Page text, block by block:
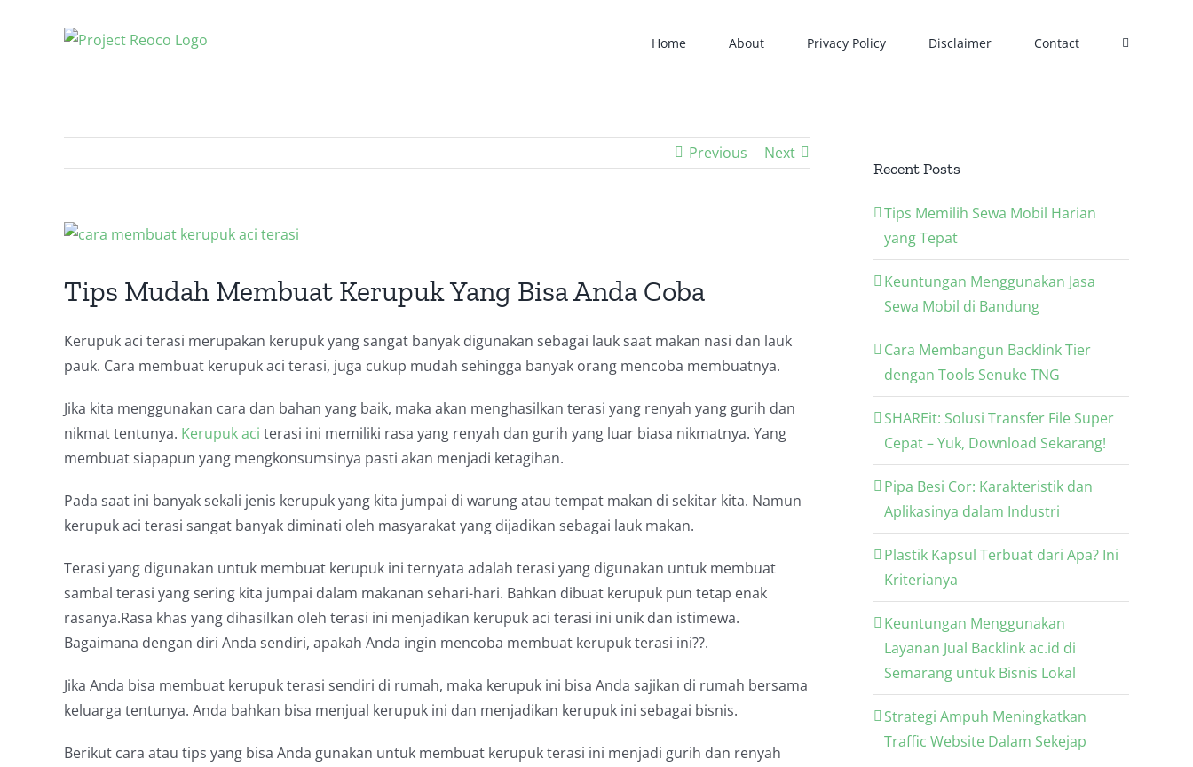
Home About Privacy Policy Disclaimer Contact
Previous Next
View
Image
Tips Mudah Membuat Kerupuk Yang Bisa Anda Coba
Kerupuk aci terasi merupakan kerupuk yang sangat banyak digunakan sebagai lauk saat makan nasi dan lauk
pauk. Cara membuat kerupuk aci terasi, juga cukup mudah sehingga banyak orang mencoba membuatnya.
Jika kita menggunakan cara dan bahan yang baik, maka akan menghasilkan terasi yang renyah yang gurih dan
nikmat tentunya. Kerupuk aci terasi ini memiliki rasa yang renyah dan gurih yang luar biasa nikmatnya. Yang
membuat siapapun yang mengkonsumsinya pasti akan menjadi ketagihan.
Pada saat ini banyak sekali jenis kerupuk yang kita jumpai di warung atau tempat makan di sekitar kita. Namun
kerupuk aci terasi sangat banyak diminati oleh masyarakat yang dijadikan sebagai lauk makan.
Terasi yang digunakan untuk membuat kerupuk ini ternyata adalah terasi yang digunakan untuk membuat
sambal terasi yang sering kita jumpai dalam makanan sehari-hari. Bahkan dibuat kerupuk pun tetap enak
rasanya.Rasa khas yang dihasilkan oleh terasi ini menjadikan kerupuk aci terasi ini unik dan istimewa.
Bagaimana dengan diri Anda sendiri, apakah Anda ingin mencoba membuat kerupuk terasi ini??.
Jika Anda bisa membuat kerupuk terasi sendiri di rumah, maka kerupuk ini bisa Anda sajikan di rumah bersama
keluarga tentunya. Anda bahkan bisa menjual kerupuk ini dan menjadikan kerupuk ini sebagai bisnis.
Berikut cara atau tips yang bisa Anda gunakan untuk membuat kerupuk terasi ini menjadi gurih dan renyah
Recent Posts
Tips Memilih Sewa Mobil Harian
yang Tepat
Keuntungan Menggunakan Jasa
Sewa Mobil di Bandung
Cara Membangun Backlink Tier
dengan Tools Senuke TNG
SHAREit: Solusi Transfer File Super
Cepat – Yuk, Download Sekarang!
Pipa Besi Cor: Karakteristik dan
Aplikasinya dalam Industri
Plastik Kapsul Terbuat dari Apa? Ini
Kriterianya
Keuntungan Menggunakan
Layanan Jual Backlink ac.id di
Semarang untuk Bisnis Lokal
Strategi Ampuh Meningkatkan
Traffic Website Dalam Sekejap